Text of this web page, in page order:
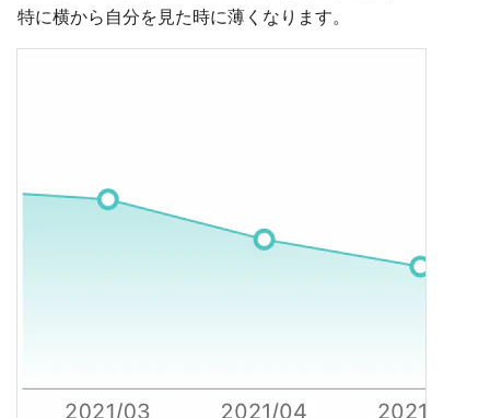
特に横から自分を見た時に薄くなります。